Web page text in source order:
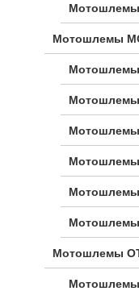
Мотошлемы
Мотошлемы
Мотошлемы
Мотошлемы
Мотошлемы
Мотошлемы
Мотошлемы
Мотошлемы
Мотошлемы
Мотошлемы